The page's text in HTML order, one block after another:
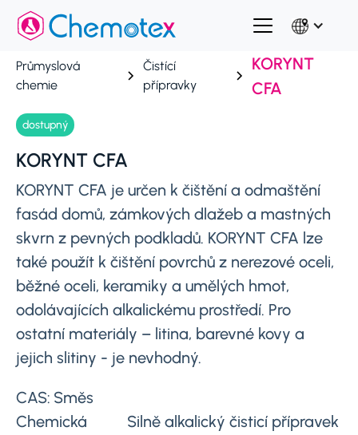
Průmyslová
chemie
Čistící
přípravky
KORYNT
CFA
dostupný
KORYNT CFA
KORYNT CFA je určen k čištění a odmaštění
fasád domů, zámkových dlažeb a mastných
skvrn z pevných podkladů. KORYNT CFA lze
také použít k čištění povrchů z nerezové oceli,
běžné oceli, keramiky a umělých hmot,
odolávajících alkalickému prostředí. Pro
ostatní materiály – litina, barevné kovy a
jejich slitiny - je nevhodný.
CAS: Směs
Chemická
Silně alkalický čisticí přípravek